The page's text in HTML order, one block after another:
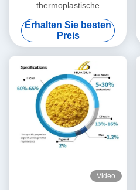
thermoplastische
Straßenmarkierungsfarbe
mit hohen reflektierenden
Eigenschaften und Basis aus
Erdölharz für eine langlebige
Straßenmarkierung
Erhalten Sie besten
Preis
Video